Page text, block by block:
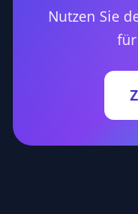
Nutzen Sie